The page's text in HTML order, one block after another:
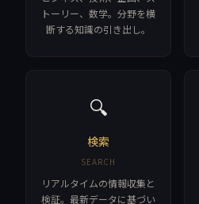
トーリー、数学。分野を横
断する知識の引き出し。
🔍
検索
SEARCH
リアルタイムの情報収集と
検証。最新データに基づい